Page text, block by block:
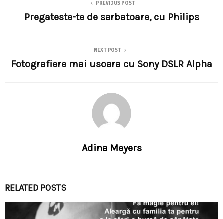
PREVIOUS POST
Pregateste-te de sarbatoare, cu Philips
NEXT POST
Fotografiere mai usoara cu Sony DSLR Alpha
Adina Meyers
RELATED POSTS